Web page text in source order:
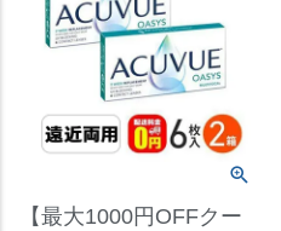
【最大1000円OFFクー